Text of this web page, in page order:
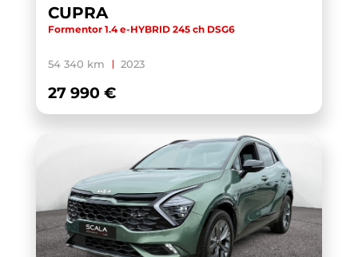
CUPRA
Formentor 1.4 e-HYBRID 245 ch DSG6
54 340 km 2023
27 990 €